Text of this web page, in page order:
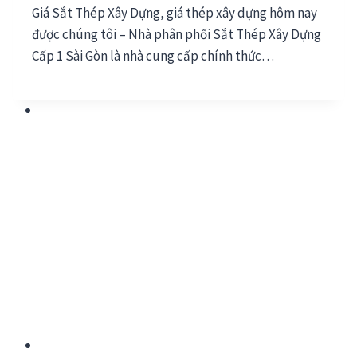
Giá Sắt Thép Xây Dựng, giá thép xây dựng hôm nay
được chúng tôi – Nhà phân phối Sắt Thép Xây Dựng
Cấp 1 Sài Gòn là nhà cung cấp chính thức…